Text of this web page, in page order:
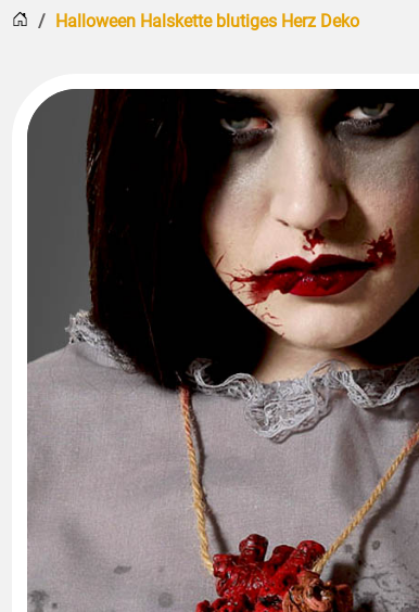
Startseite
Halloween Halskette blutiges Herz Deko